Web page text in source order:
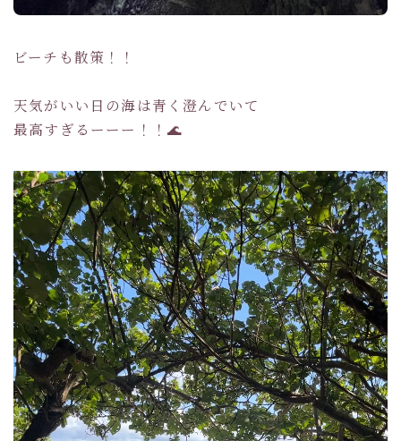
ビーチも散策！！
天気がいい日の海は青く澄んでいて
最高すぎるーーー！！🌊